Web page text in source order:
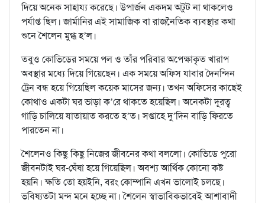
দিয়ে অনেক সাহায‍্য করেছে। উপার্জন একদম অটুট না থাকলেও
পর্যাপ্ত ছিল। জার্মানির এই সামাজিক বা রাজনৈতিক ব‍্যবস্থার কথা
শুনে শৈলেন মুগ্ধ হ’ল।
তবুও কোভিডের সময়ে পল ও তাঁর পরিবার অপেক্ষাকৃত খারাপ
অবস্থার মধ‍্যে দিয়ে গিয়েছেন। এক সময়ে অফিস যা‍বার দৈনন্দিন
ট্রেন বন্ধ হয়ে গিয়েছিল কয়েক মাসের জন‍্য। তখন অফিসের কাছেই
কোথাও একটা ঘর ভাড়া ক’রে থাকতে হয়েছিল। অনেকটা দূরত্ব
গাড়ি চালিয়ে যাতায়াত করতে হ’ত। সপ্তাহে দু’দিন বাড়ি ফিরতে
পারতেন না।
শৈলেনও কিছু কিছু নিজের জীবনের কথা বললো। কোভিডে পুরো
জীবনটাই ঘর-ঘেঁষা হয়ে গিয়েছিল। অবশ‍্য আর্থিক কোনো কষ্ট
হয়নি। ক্ষতি তো হয়ইনি, বরং কোম্পানি এখন ভালোই চলছে।
ভবিষ‍্যতটা মন্দ মনে হচ্ছে না। শৈলেন স্বাভাবিকভাবেই আশাবাদী